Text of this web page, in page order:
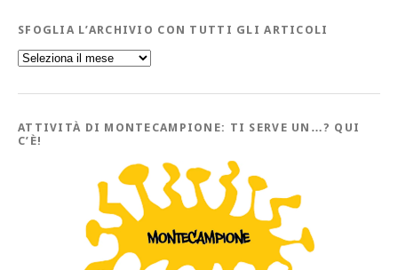
SFOGLIA L’ARCHIVIO CON TUTTI GLI ARTICOLI
Sfoglia
l’Archivio
tutti
Articoli
ATTIVITÀ DI MONTECAMPIONE: TI SERVE UN…? QUI
C’È!